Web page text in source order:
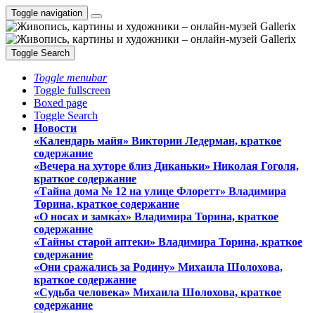
Toggle navigation
Toggle Search
Toggle menubar
Toggle fullscreen
Boxed page
Toggle Search
Новости
«Календарь майя» Виктории Ледерман, краткое
содержание
«Вечера на хуторе близ Диканьки» Николая Гоголя,
краткое содержание
«Тайна дома № 12 на улице Флоретт» Владимира
Торина, краткое содержание
«О носах и замка́х» Владимира Торина, краткое
содержание
«Тайны старой аптеки» Владимира Торина, краткое
содержание
«Они сражались за Родину» Михаила Шолохова,
краткое содержание
«Судьба человека» Михаила Шолохова, краткое
содержание